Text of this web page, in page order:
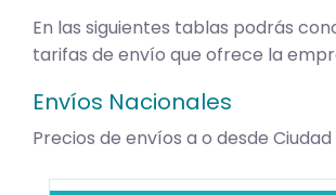
En las siguientes tablas podrás
tarifas de envío que ofrece la
Envíos Nacionales
Precios de envíos a o desde Ciudad